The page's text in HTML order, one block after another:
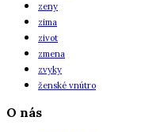
zeny
zima
zivot
zmena
zvyky
ženské vnútro
O nás